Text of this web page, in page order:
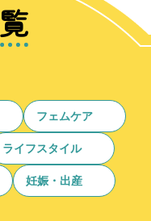
フェムケア
ライフスタイル
妊娠・出産